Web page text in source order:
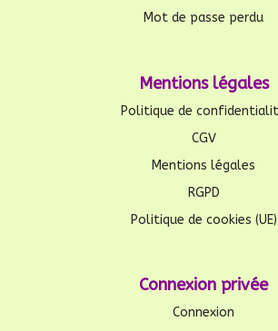
Mot de passe perdu
Mentions légales
Politique de
CGV
Mentions légales
RGPD
Politique de cookies (UE)
Connexion privée
Connexion